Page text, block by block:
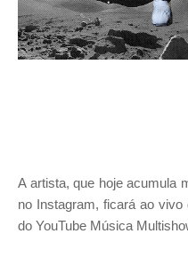
A artista, que hoje acumula
no Instagram, ficará ao
do YouTube Música